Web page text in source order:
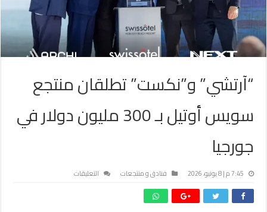
“آرتشي” و”نكست” تطلقان منتجع
سويس أوتيل بـ 300 مليون دولار في
جورجيا
7:45 م | 8 يونيو، 2026 فنادق و منتجعات التعليقات